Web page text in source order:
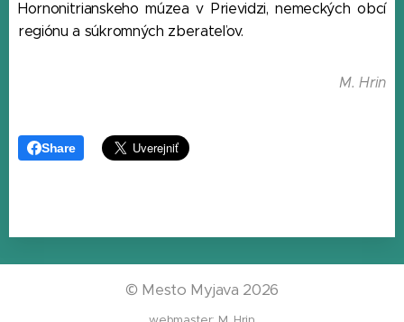
Hornonitrianskeho múzea v Prievidzi, nemeckých obcí
regiónu a súkromných zberateľov.
M. Hrin
Share
© Mesto Myjava 2026